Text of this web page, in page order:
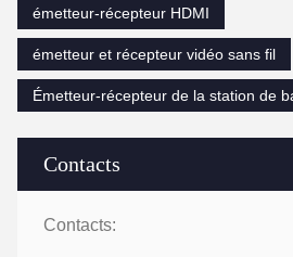
Contacts
Contacts:
émetteur-récepteur HDMI
émetteur et récepteur vidéo sans fil
Émetteur-récepteur de la station de